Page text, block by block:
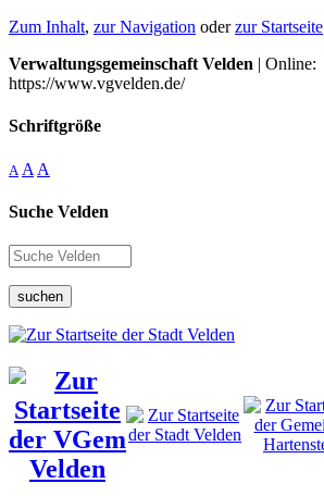
Zum Inhalt, zur Navigation oderzur Startseite
Verwaltungsgemeinschaft Velden | Online:
https://www.vgvelden.de/
Schriftgröße
A A A
Suche Velden
suchen